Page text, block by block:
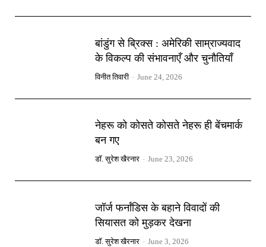
बांडुंग से ब्रिक्स : अमेरिकी साम्राज्यवाद
के विकल्प की संभावनाएँ और चुनौतियाँ
विनीत तिवारी - June 24, 2026
नेहरू को कोसते कोसते नेहरू ही बेंचमार्क
बन गए
डॉ. सुरेश खैरनार - June 23, 2026
जॉर्ज फर्नांडिस के बहाने विवादों की
सियासत को मुड़कर देखना
डॉ. सुरेश खैरनार - June 3, 2026